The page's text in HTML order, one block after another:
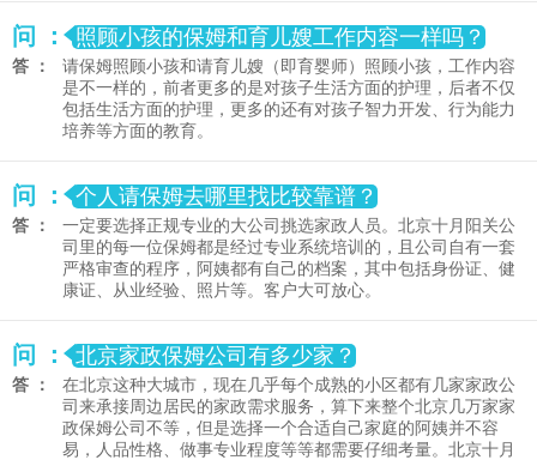
问 ： 照顾小孩的保姆和育儿嫂工作内容一样吗？
答 ：
请保姆照顾小孩和请育儿嫂（即育婴师）照顾小孩，工作内容
是不一样的，前者更多的是对孩子生活方面的护理，后者不仅
包括生活方面的护理，更多的还有对孩子智力开发、行为能力
培养等方面的教育。
问 ： 个人请保姆去哪里找比较靠谱？
答 ：
一定要选择正规专业的大公司挑选家政人员。北京十月阳关公
司里的每一位保姆都是经过专业系统培训的，且公司自有一套
严格审查的程序，阿姨都有自己的档案，其中包括身份证、健
康证、从业经验、照片等。客户大可放心。
问 ： 北京家政保姆公司有多少家？
答 ：
在北京这种大城市，现在几乎每个成熟的小区都有几家家政公
司来承接周边居民的家政需求服务，算下来整个北京几万家家
政保姆公司不等，但是选择一个合适自己家庭的阿姨并不容
易，人品性格、做事专业程度等等都需要仔细考量。北京十月